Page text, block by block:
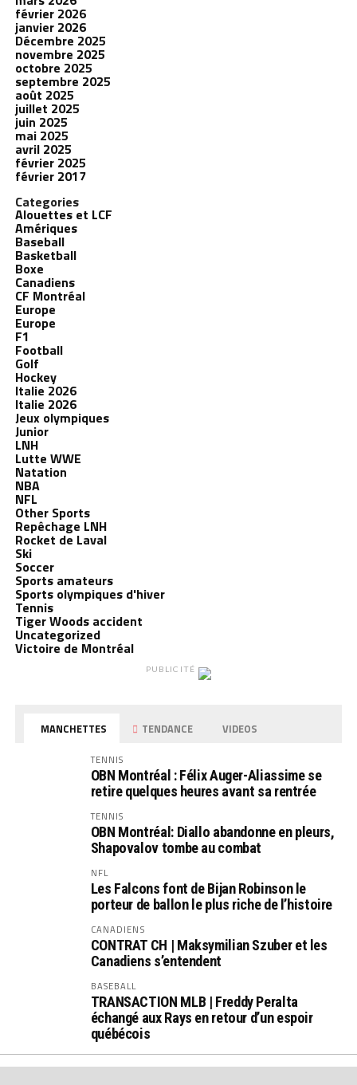
février 2026
janvier 2026
Décembre 2025
novembre 2025
octobre 2025
septembre 2025
août 2025
juillet 2025
juin 2025
mai 2025
avril 2025
février 2025
février 2017
Categories
Alouettes et LCF
Amériques
Baseball
Basketball
Boxe
Canadiens
CF Montréal
Europe
Europe
F1
Football
Golf
Hockey
Italie 2026
Italie 2026
Jeux olympiques
Junior
LNH
Lutte WWE
Natation
NBA
NFL
Other Sports
Repêchage LNH
Rocket de Laval
Ski
Soccer
Sports amateurs
Sports olympiques d'hiver
Tennis
Tiger Woods accident
Uncategorized
Victoire de Montréal
PUBLICITÉ
MANCHETTES TENDANCE VIDEOS
TENNIS
OBN Montréal : Félix Auger-Aliassime se
retire quelques heures avant sa rentrée
TENNIS
OBN Montréal: Diallo abandonne en pleurs,
Shapovalov tombe au combat
NFL
Les Falcons font de Bijan Robinson le
porteur de ballon le plus riche de l’histoire
CANADIENS
CONTRAT CH | Maksymilian Szuber et les
Canadiens s’entendent
BASEBALL
TRANSACTION MLB | Freddy Peralta
échangé aux Rays en retour d’un espoir
québécois